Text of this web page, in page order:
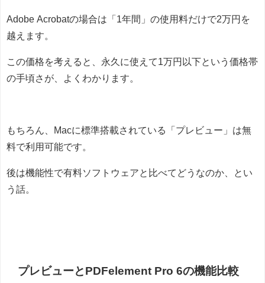
Adobe Acrobatの場合は「1年間」の使用料だけで2万円を
越えます。
この価格を考えると、永久に使えて1万円以下という価格帯
の手頃さが、よくわかります。
もちろん、Macに標準搭載されている「プレビュー」は無
料で利用可能です。
後は機能性で有料ソフトウェアと比べてどうなのか、とい
う話。
プレビューとPDFelement Pro 6の機能比較